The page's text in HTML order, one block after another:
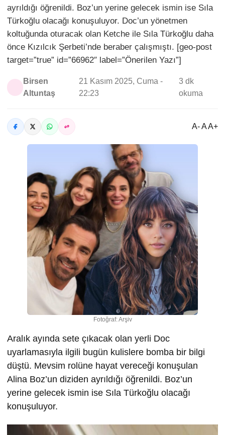
ayrıldığı öğrenildi. Boz’un yerine gelecek ismin ise Sıla
Türkoğlu olacağı konuşuluyor. Doc’un yönetmen
koltuğunda oturacak olan Ketche ile Sıla Türkoğlu daha
önce Kızılcık Şerbeti’nde beraber çalışmıştı. [geo-post
target=”true” id=”66962″ label=”Önerilen Yazı”]
Birsen
Altuntaş
21 Kasım 2025, Cuma -
22:23
3 dk
okuma
A- A A+
Fotoğraf: Arşiv
Aralık ayında sete çıkacak olan yerli Doc
uyarlamasıyla ilgili bugün kulislere bomba bir bilgi
düştü. Mevsim rolüne hayat vereceği konuşulan
Alina Boz’un diziden ayrıldığı öğrenildi. Boz’un
yerine gelecek ismin ise Sıla Türkoğlu olacağı
konuşuluyor.